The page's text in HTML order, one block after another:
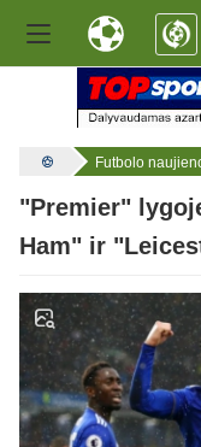
Futbolo
"Premier"
Ham" ir